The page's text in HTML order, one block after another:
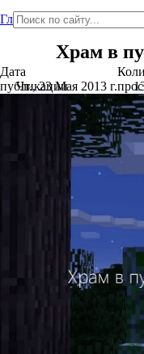
Главная
Храм в
Дата
публикации
Чт., 23 Мая 2013 г.